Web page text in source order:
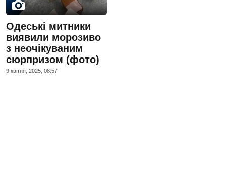
Одеські митники
виявили морозиво
з неочікуваним
сюрпризом (фото)
9 квiтня, 2025, 08:57